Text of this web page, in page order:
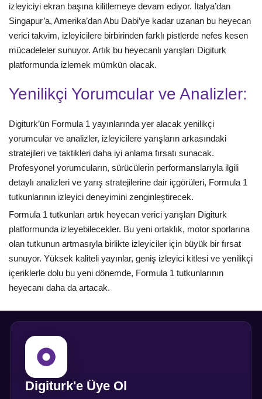
izleyiciyi ekran başına kilitlemeye devam ediyor. İtalya’dan
Singapur’a, Amerika’dan Abu Dabi’ye kadar uzanan bu heyecan
verici takvim, izleyicilere birbirinden farklı pistlerde nefes kesen
mücadeleler sunuyor. Artık bu heyecanlı yarışları Digiturk
platformunda izlemek mümkün olacak.
Yenilikçi Yorumcular ve Analizler:
Digiturk’ün Formula 1 yayınlarında yer alacak yenilikçi
yorumcular ve analizler, izleyicilere yarışların arkasındaki
stratejileri ve taktikleri daha iyi anlama fırsatı sunacak.
Profesyonel yorumcuların, sürücülerin performanslarıyla ilgili
detaylı analizleri ve yarış stratejilerine dair içgörüleri, Formula 1
tutkunlarının izleyici deneyimini zenginleştirecek.
Formula 1 tutkunları artık heyecan verici yarışları Digiturk
platformunda izleyebilecekler. Bu yeni ortaklık, motor sporlarına
olan tutkunun artmasıyla birlikte izleyiciler için büyük bir fırsat
sunuyor. Yüksek kaliteli yayınlar, geniş izleyici kitlesi ve yenilikçi
içeriklerle dolu bu yeni dönemde, Formula 1 tutkunlarının
heyecanı daha da artacak.
Digiturk'e Üye Ol